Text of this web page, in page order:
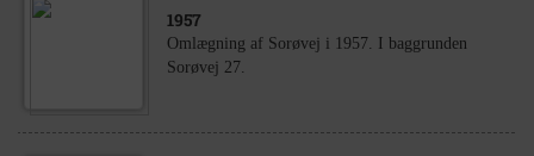
1957
Omlægning af Sorøvej i 1957. I baggrunden
Sorøvej 27.